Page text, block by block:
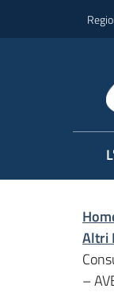
Altri
–